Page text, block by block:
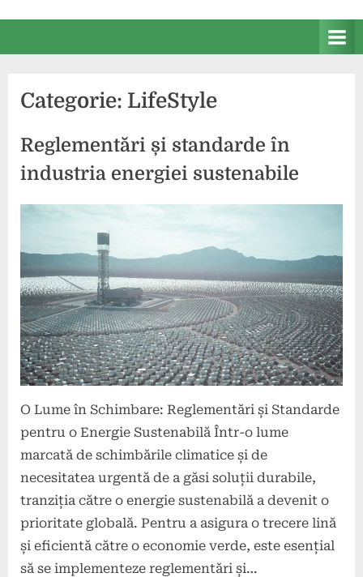
Categorie: LifeStyle
Reglementări și standarde în
industria energiei sustenabile
O Lume în Schimbare: Reglementări și Standarde
pentru o Energie Sustenabilă Într-o lume
marcată de schimbările climatice și de
necesitatea urgentă de a găsi soluții durabile,
tranziția către o energie sustenabilă a devenit o
prioritate globală. Pentru a asigura o trecere lină
și eficientă către o economie verde, este esențial
să se implementeze reglementări și…